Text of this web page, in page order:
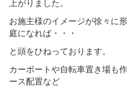
上がりました。
お施主様のイメージが徐々に
庭になれば・・・
と頭をひねっております。
カーポートや自転車置き場も
ース配置など